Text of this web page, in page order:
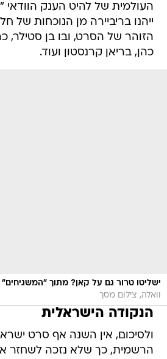
העולמית של להיט הענק הוודאי "
ייהנו בריביירה מן הנוכחות של
הזוהר של הסרט, ובו בן סטילר,
כהן, בריאן קרנסטון ועוד.
ישליטו טרור גם על קאן? מתוך "המשגיחים"
וואלה, צילום מסך
הנקודה הישראלית
ולסיכום, אין השנה אף סרט
הרשמית, כך שלא נזכה לשחזר